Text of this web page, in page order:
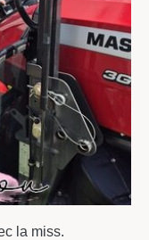
la miss.